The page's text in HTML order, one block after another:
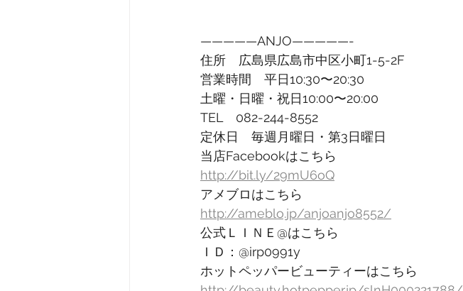
—————ANJO—————-
住所　広島県広島市中区小町1-5-2F
営業時間　平日10:30〜20:30
土曜・日曜・祝日10:00〜20:00
TEL　082-244-8552
定休日　毎週月曜日・第3日曜日
当店Facebookはこちら
http://bit.ly/29mU6oQ
アメブロはこちら
http://ameblo.jp/anjoanjo8552/
公式ＬＩＮＥ@はこちら
ＩＤ：@irp0991y
ホットペッパービューティーはこちら